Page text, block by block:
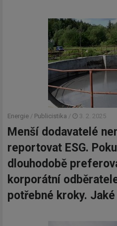
Energie / Publicistika / 3. 2. 2025
Menší dodavatelé
reportovat ESG.
dlouhodobě
korporátní
potřebné kroky.